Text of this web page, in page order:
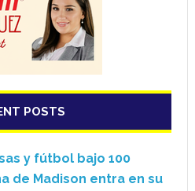
POSTS
y fútbol bajo 100
de Madison entra en su